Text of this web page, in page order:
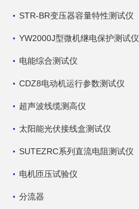
STR-BR变压器容量特性测试仪
YW2000J型微机继电保护测试仪
电能综合测试仪
CDZ8电动机运行参数测试仪
超声波线缆测高仪
太阳能光伏接线盒测试仪
SUTEZRC系列直流电阻测试仪
电机匝压试验仪
分流器